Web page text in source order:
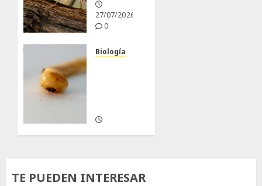
27/07/2026
0
Biología
TE PUEDEN INTERESAR